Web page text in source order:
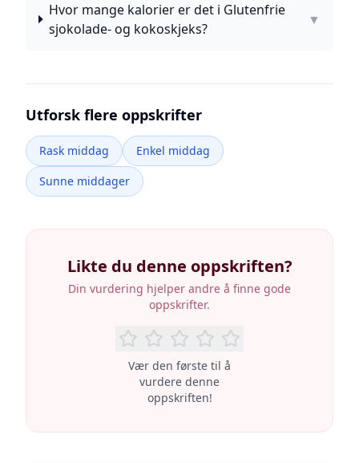
Hvor mange kalorier er det i Glutenfrie
sjokolade- og kokoskjeks?
▼
Utforsk flere oppskrifter
Rask middag
Enkel middag
Sunne middager
Likte du denne oppskriften?
Din vurdering hjelper andre å finne gode
oppskrifter.
Vær den første til å
vurdere denne
oppskriften!